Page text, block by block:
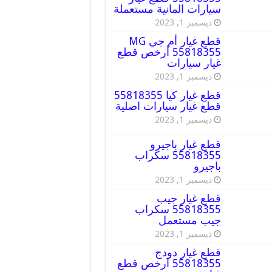
سيارات المانية مستعملة
ديسمبر 1, 2023
قطع غيار أم جي MG
55818355 أرخص قطع
غيار سيارات
ديسمبر 1, 2023
قطع غيار كيا 55818355
قطع غيار سيارات اصلية
ديسمبر 1, 2023
قطع غيار باجيرو
55818355 سكراب
باجيرو
ديسمبر 1, 2023
قطع غيار جيب
55818355 سكراب
جيب مستعمل
ديسمبر 1, 2023
قطع غيار دودج
55818355 ارخص قطع